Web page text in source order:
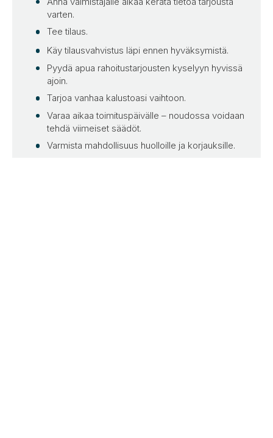
varten.
Tee tilaus.
Käy tilausvahvistus läpi ennen hyväksymistä.
Pyydä apua rahoitustarjousten kyselyyn hyvissä
ajoin.
Tarjoa vanhaa kalustoasi vaihtoon.
Varaa aikaa toimituspäivälle – noudossa voidaan
tehdä viimeiset säädöt.
Varmista mahdollisuus huolloille ja korjauksille.